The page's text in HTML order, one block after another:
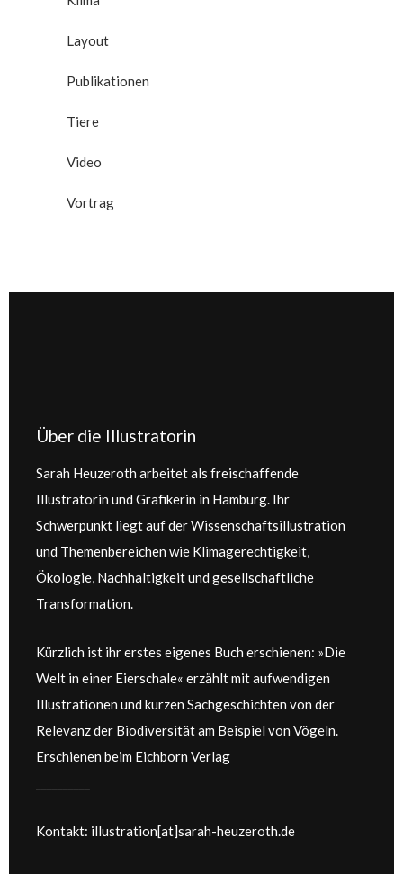
Layout
Publikationen
Tiere
Video
Vortrag
Über die Illustratorin
Sarah Heuzeroth arbeitet als freischaffende
Illustratorin und Grafikerin in Hamburg. Ihr
Schwerpunkt liegt auf der Wissenschaftsillustration
und Themenbereichen wie Klimagerechtigkeit,
Ökologie, Nachhaltigkeit und gesellschaftliche
Transformation.
Kürzlich ist ihr erstes eigenes Buch erschienen: »Die
Welt in einer Eierschale« erzählt mit aufwendigen
Illustrationen und kurzen Sachgeschichten von der
Relevanz der Biodiversität am Beispiel von Vögeln.
Erschienen beim Eichborn Verlag
Kontakt: illustration[at]sarah-heuzeroth.de